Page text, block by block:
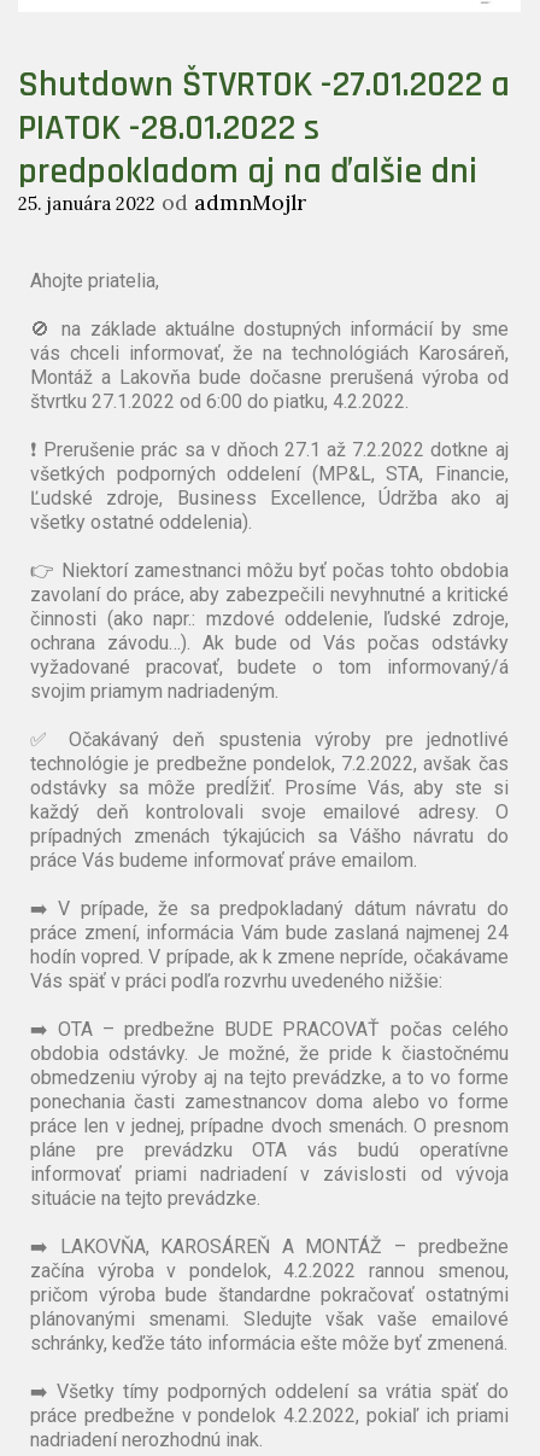
Shutdown ŠTVRTOK -27.01.2022 a
PIATOK -28.01.2022 s
predpokladom aj na ďalšie dni
25. januára 2022 od admnMojlr
Ahojte priatelia,
🚫 na základe aktuálne dostupných informácií by sme
vás chceli informovať, že na technológiách Karosáreň,
Montáž a Lakovňa bude dočasne prerušená výroba od
štvrtku 27.1.2022 od 6:00 do piatku, 4.2.2022.
❗️ Prerušenie prác sa v dňoch 27.1 až 7.2.2022 dotkne aj
všetkých podporných oddelení (MP&L, STA, Financie,
Ľudské zdroje, Business Excellence, Údržba ako aj
všetky ostatné oddelenia).
👉 Niektorí zamestnanci môžu byť počas tohto obdobia
zavolaní do práce, aby zabezpečili nevyhnutné a kritické
činnosti (ako napr.: mzdové oddelenie, ľudské zdroje,
ochrana závodu…). Ak bude od Vás počas odstávky
vyžadované pracovať, budete o tom informovaný/á
svojim priamym nadriadeným.
✅ Očakávaný deň spustenia výroby pre jednotlivé
technológie je predbežne pondelok, 7.2.2022, avšak čas
odstávky sa môže predĺžiť. Prosíme Vás, aby ste si
každý deň kontrolovali svoje emailové adresy. O
prípadných zmenách týkajúcich sa Vášho návratu do
práce Vás budeme informovať práve emailom.
➡️ V prípade, že sa predpokladaný dátum návratu do
práce zmení, informácia Vám bude zaslaná najmenej 24
hodín vopred. V prípade, ak k zmene nepríde, očakávame
Vás späť v práci podľa rozvrhu uvedeného nižšie:
➡️ OTA – predbežne BUDE PRACOVAŤ počas celého
obdobia odstávky. Je možné, že pride k čiastočnému
obmedzeniu výroby aj na tejto prevádzke, a to vo forme
ponechania časti zamestnancov doma alebo vo forme
práce len v jednej, prípadne dvoch smenách. O presnom
pláne pre prevádzku OTA vás budú operatívne
informovať priami nadriadení v závislosti od vývoja
situácie na tejto prevádzke.
➡️ LAKOVŇA, KAROSÁREŇ A MONTÁŽ – predbežne
začína výroba v pondelok, 4.2.2022 rannou smenou,
pričom výroba bude štandardne pokračovať ostatnými
plánovanými smenami. Sledujte však vaše emailové
schránky, keďže táto informácia ešte môže byť zmenená.
➡️ Všetky tímy podporných oddelení sa vrátia späť do
práce predbežne v pondelok 4.2.2022, pokiaľ ich priami
nadriadení nerozhodnú inak.